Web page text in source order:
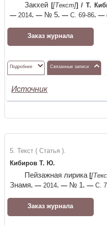
Закхей [[Текст]] / Т.
—2014. — № 5. —С. 69-86. —
Заказ журнала
Подробнее Связанные записи
Источник
5. Текст ( Статья ).
Кибиров Т. Ю.
Пейзажная лирика [
Знамя. —2014. — № 1. —С.
Заказ журнала